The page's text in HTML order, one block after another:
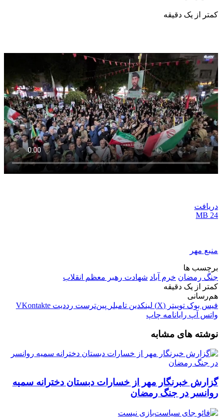
کمتر از یک دقیقه
دریافت
24 MB
منبع مهر
برچسب ها
جنگ رمضان خرم آباد شهادت رهبر معظم انقلاب
کمتر از یک دقیقه
هم‌رسانی
فیس بوک توییتر (X) لینکدین ‫تامبلر ‫پین‌ترست ‫رددیت ‫VKontakte
واتس آپ رایانامه چاپ
نوشته های مشابه
گزارش خبرنگار مهر از خسارات دبستان دخترانه سمیه
روانسر در جنگ رمضان